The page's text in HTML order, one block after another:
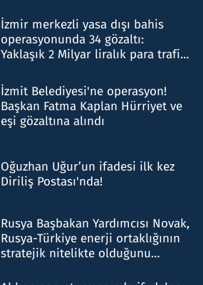
İzmir merkezli yasa dışı bahis
operasyonunda 34 gözaltı:
Yaklaşık 2 Milyar liralık para trafiği
İzmit Belediyesi'ne operasyon!
Başkan Fatma Kaplan Hürriyet ve
eşi gözaltına alındı
Oğuzhan Uğur’un ifadesi ilk kez
Diriliş Postası'nda!
Rusya Başbakan Yardımcısı Novak,
Rusya-Türkiye enerji ortaklığının
stratejik nitelikte olduğunu